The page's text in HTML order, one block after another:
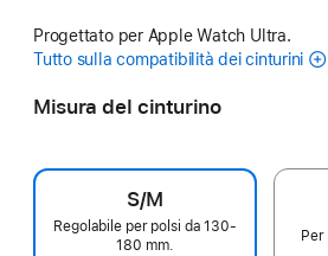
Progettato per Apple Watch Ultra.
Tutto sulla compatibilità dei cinturini
Misura del cinturino
S/M
Regolabile per polsi da 130-
180 mm.
Per